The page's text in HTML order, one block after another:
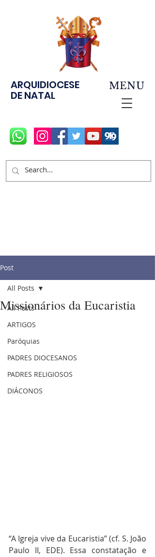
ARQUIDIOCESE
DE NATAL
MENU
Post
All Posts
ARTIGOS
Paróquias
PADRES DIOCESANOS
PADRES RELIGIOSOS
DIÁCONOS
All Posts
Missionários da Eucaristia
“A Igreja vive da Eucaristia” (cf. S. João
Paulo II, EDE). Essa constatação e